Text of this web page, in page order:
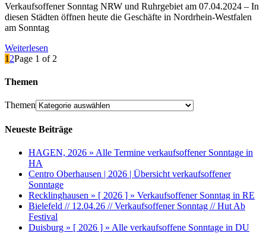
Verkaufsoffener Sonntag NRW und Ruhrgebiet am 07.04.2024 – In
diesen Städten öffnen heute die Geschäfte in Nordrhein-Westfalen
am Sonntag
Weiterlesen
1 2Page 1 of 2
Themen
Themen
Neueste Beiträge
HAGEN, 2026 » Alle Termine verkaufsoffener Sonntage in
HA
Centro Oberhausen | 2026 | Übersicht verkaufsoffener
Sonntage
Recklinghausen » [ 2026 ] » Verkaufsoffener Sonntag in RE
Bielefeld // 12.04.26 // Verkaufsoffener Sonntag // Hut Ab
Festival
Duisburg » [ 2026 ] » Alle verkaufsoffene Sonntage in DU